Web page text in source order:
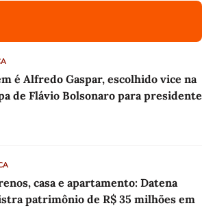
é Alfredo Gaspar, escolhido vice na
de Flávio Bolsonaro para presidente
casa e apartamento: Datena
patrimônio de R$ 35 milhões em